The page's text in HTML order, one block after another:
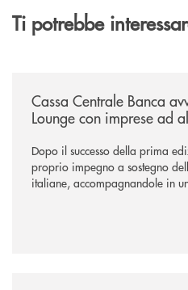
Ti potrebbe
Cassa Centrale Banca
Lounge con imprese ad
Dopo il successo della prima
proprio impegno a sostegno
italiane, accompagnandole in